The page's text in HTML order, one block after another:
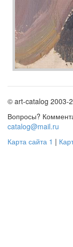
© art-catalog 2003-
Вопросы?
catalog@mail.ru
Карта сайта 1 |